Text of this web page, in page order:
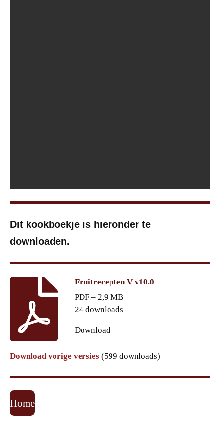
Dit kookboekje is hieronder te
downloaden.
Fruitrecepten V v10.0
PDF – 2,9 MB
24 downloads
Download
Download vorige versies (599 downloads)
Home